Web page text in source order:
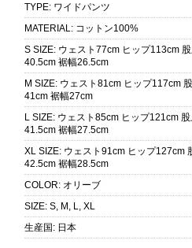
TYPE: ワイドパンツ
MATERIAL: コットン100%
S SIZE: ウェスト77cm ヒップ113cm
40.5cm 裾幅26.5cm
M SIZE: ウェスト81cm ヒップ117cm
41cm 裾幅27cm
L SIZE: ウェスト85cm ヒップ121cm
41.5cm 裾幅27.5cm
XL SIZE: ウェスト91cm ヒップ127cm
42.5cm 裾幅28.5cm
COLOR: オリーブ
SIZE: S, M, L, XL
生産国: 日本